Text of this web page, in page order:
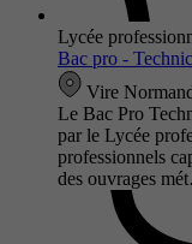
Lycée
Bac pro -
Vire
Le Bac Pro
par le Lycée
professionnels
des ouvrages